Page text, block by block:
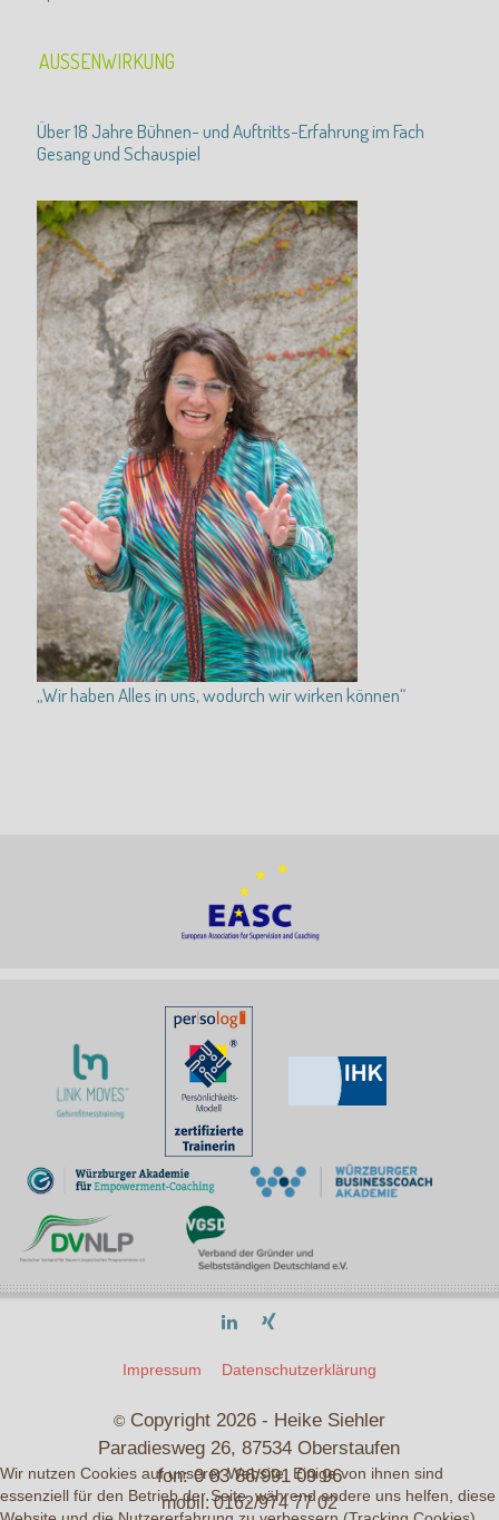
AUSSENWIRKUNG
Über 18 Jahre Bühnen- und Auftritts-Erfahrung im Fach
Gesang und Schauspiel
„Wir haben Alles in uns, wodurch wir wirken können“
Impressum Datenschutzerklärung
©Copyright 2026 - Heike Siehler
Paradiesweg 26, 87534 Oberstaufen
fon: 0 83 86/991 09 96
mobil: 0162/974 77 02
Wir nutzen Cookies auf unserer Website. Einige von ihnen sind
essenziell für den Betrieb der Seite, während andere uns helfen, diese